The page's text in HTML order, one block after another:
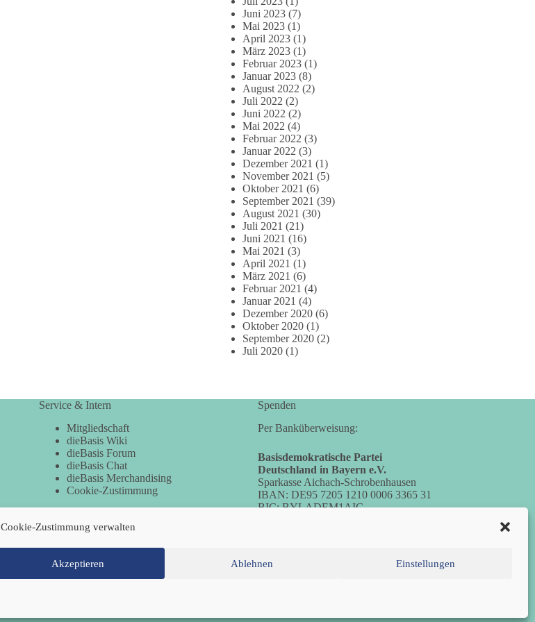
Cookie-Zustimmung verwalten
Akzeptieren Ablehnen Einstellungen
Juni 2023 (7)
Mai 2023 (1)
April 2023 (1)
März 2023 (1)
Februar 2023 (1)
Januar 2023 (8)
August 2022 (2)
Juli 2022 (2)
Juni 2022 (2)
Mai 2022 (4)
Februar 2022 (3)
Januar 2022 (3)
Dezember 2021 (1)
November 2021 (5)
Oktober 2021 (6)
September 2021 (39)
August 2021 (30)
Juli 2021 (21)
Juni 2021 (16)
Mai 2021 (3)
April 2021 (1)
März 2021 (6)
Februar 2021 (4)
Januar 2021 (4)
Dezember 2020 (6)
Oktober 2020 (1)
September 2020 (2)
Juli 2020 (1)
Service & Intern
Mitgliedschaft
dieBasis Wiki
dieBasis Forum
dieBasis Chat
dieBasis Merchandising
Cookie-Zustimmung
Spenden
Per Banküberweisung:
Basisdemokratische Partei
Deutschland in Bayern e.V.
Sparkasse Aichach-Schrobenhausen
IBAN: DE95 7205 1210 0006 3365 31
BIC: BYLADEM1AIC
Mitglied werden Kontakt Cookie-Richtlinie (EU)